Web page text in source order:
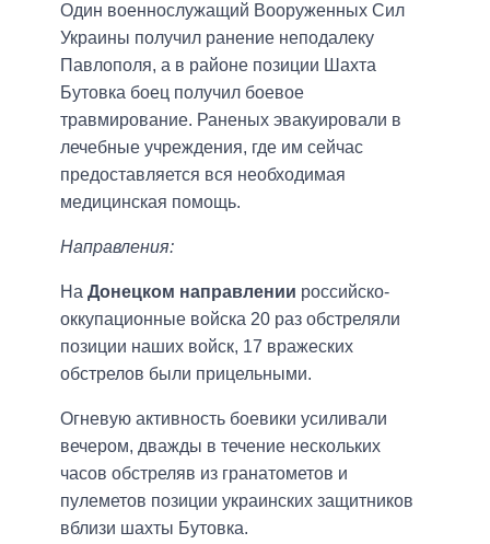
Один военнослужащий Вооруженных Сил
Украины получил ранение неподалеку
Павлополя, а в районе позиции Шахта
Бутовка боец ​​получил боевое
травмирование. Раненых эвакуировали в
лечебные учреждения, где им сейчас
предоставляется вся необходимая
медицинская помощь.
Направления:
На Донецком направлении российско-
оккупационные войска 20 раз обстреляли
позиции наших войск, 17 вражеских
обстрелов были прицельными.
Огневую активность боевики усиливали
вечером, дважды в течение нескольких
часов обстреляв из гранатометов и
пулеметов позиции украинских защитников
вблизи шахты Бутовка.